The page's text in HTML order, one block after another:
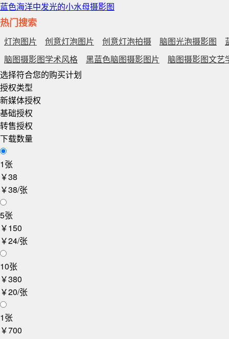
蓝色海洋中发光的小水母摄影图
热门搜索
灯泡图片 创意灯泡图片 创意灯泡拍摄 脑图光泡摄影图
脑图摄影图学术风格
黑蓝色脑图摄影图片
脑图摄影图文艺
选择符合您的购买计划
授权类型
新媒体授权
基础授权
转售授权
下载数量
1张
￥38
￥38/张
5张
￥150
￥24/张
10张
￥380
￥20/张
1张
￥700